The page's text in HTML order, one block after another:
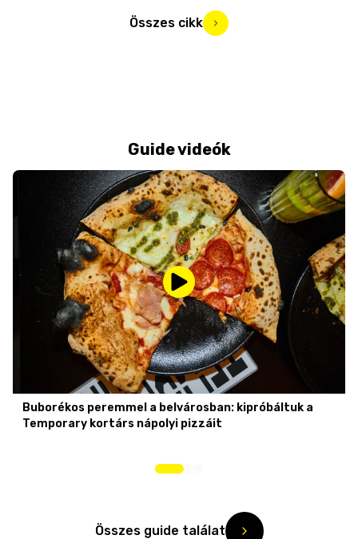
Összes cikk
Guide videók
Buborékos peremmel a belvárosban: kipróbáltuk a
Temporary kortárs nápolyi pizzáit
Összes guide találat